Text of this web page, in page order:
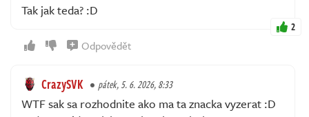
Tak jak teda? :D
2
Odpovědět
CrazySVK pátek, 5. 6. 2026, 8:33
WTF sak sa rozhodnite ako ma ta znacka vyzerat :D